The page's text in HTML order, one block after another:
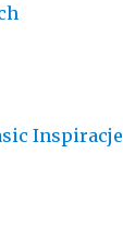
Inspiracje